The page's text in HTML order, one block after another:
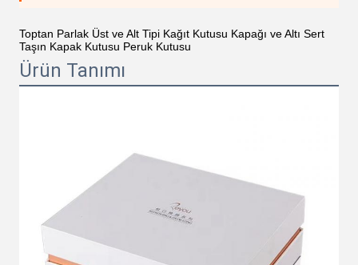
Toptan Parlak Üst ve Alt Tipi Kağıt Kutusu Kapağı ve Altı Sert
Taşın Kapak Kutusu Peruk Kutusu
Ürün Tanımı